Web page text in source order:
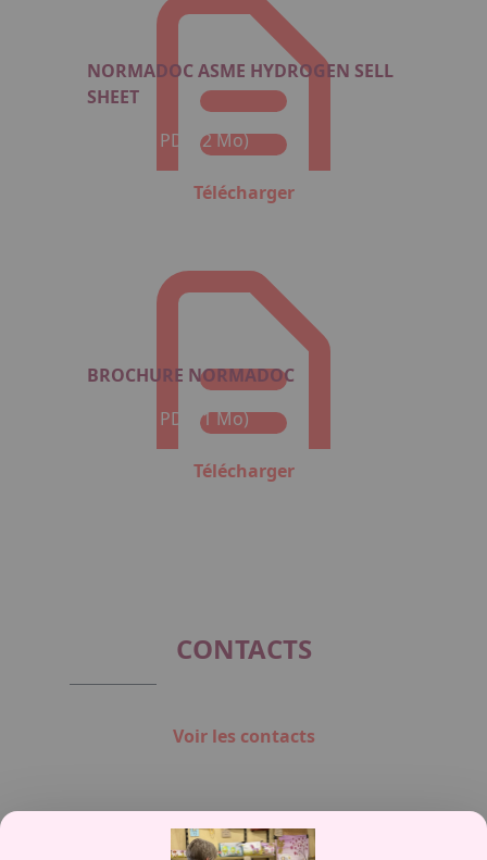
NORMADOC ASME HYDROGEN SELL
SHEET
Format : PDF (2 Mo)
Télécharger
BROCHURE NORMADOC
Format : PDF (1 Mo)
Télécharger
CONTACTS
Voir les contacts